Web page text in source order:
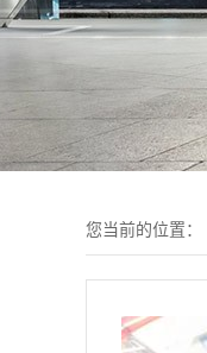
您当前的位置：